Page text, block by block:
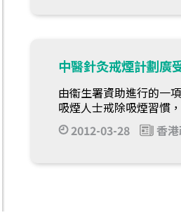
中醫針灸戒煙計劃廣
由衞生署資助進行的一
吸煙人士戒除吸煙習慣
2012-03-28
香